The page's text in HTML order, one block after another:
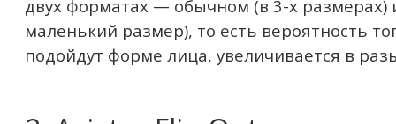
двух форматах — обычном (в 3-х размерах)
маленький размер), то есть вероятность
подойдут форме лица, увеличивается в